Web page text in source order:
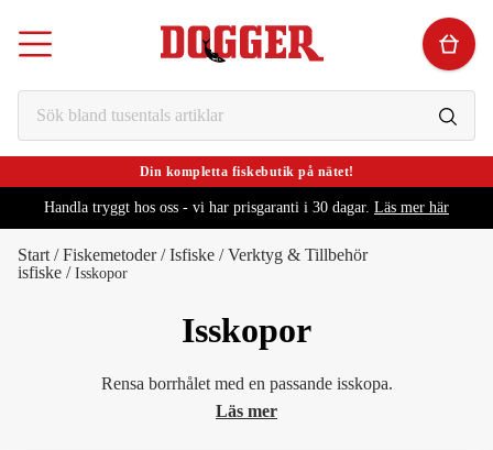
Din kompletta fiskebutik på nätet!
Handla tryggt hos oss - vi har prisgaranti i 30 dagar. Läs mer här
Start /Fiskemetoder/Isfiske /Verktyg & Tillbehör
isfiske / Isskopor
Isskopor
Rensa borrhålet med en passande isskopa.
Läs mer